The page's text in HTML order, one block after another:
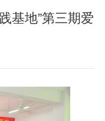
基地”第三期爱